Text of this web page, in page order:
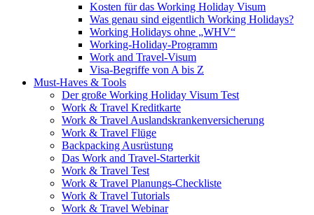
Kosten für das Working Holiday Visum
Was genau sind eigentlich Working Holidays?
Working Holidays ohne „WHV“
Working-Holiday-Programm
Work and Travel-Visum
Visa-Begriffe von A bis Z
Must-Haves & Tools
Der große Working Holiday Visum Test
Work & Travel Kreditkarte
Work & Travel Auslandskrankenversicherung
Work & Travel Flüge
Backpacking Ausrüstung
Das Work and Travel-Starterkit
Work & Travel Test
Work & Travel Planungs-Checkliste
Work & Travel Tutorials
Work & Travel Webinar